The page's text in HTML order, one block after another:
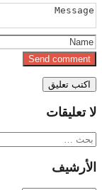
لاتعليقات
البحث
الأرشيف